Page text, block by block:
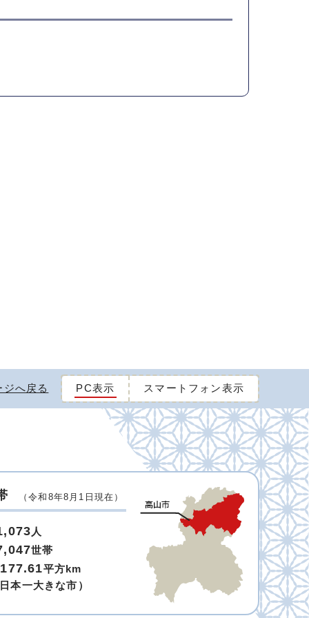
ジへ戻る PC表示 スマートフォン表示
（令和8年8月1日現在）
人
世帯
平方km
日本一大きな市）